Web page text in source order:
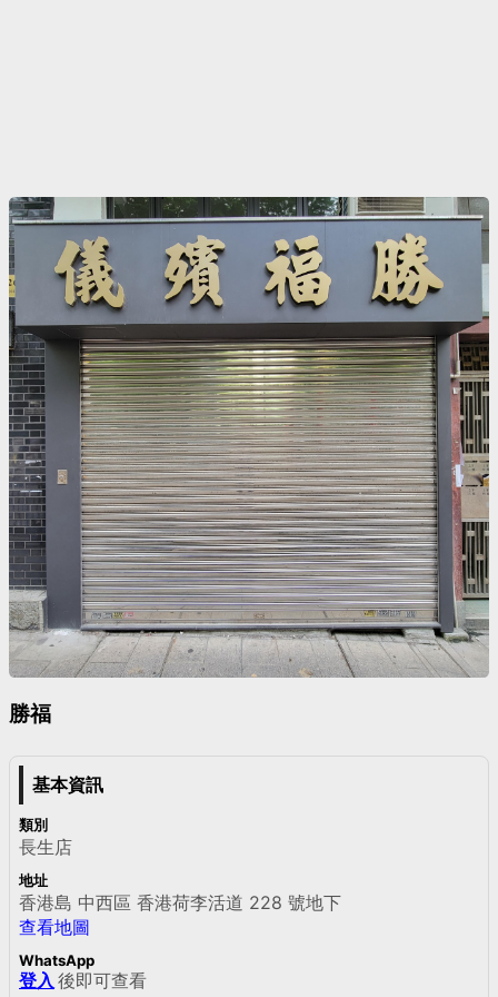
勝福
基本資訊
類別
長生店
地址
香港島 中西區 香港荷李活道 228 號地下
查看地圖
WhatsApp
登入 後即可查看